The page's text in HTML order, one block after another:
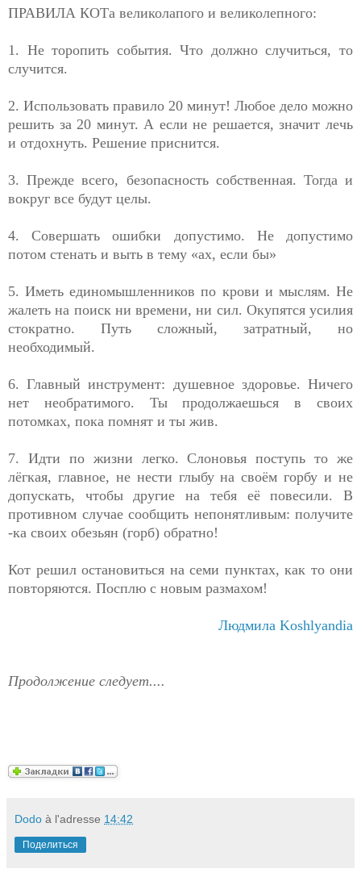
ПРАВИЛА КОТа великолапого и великолепного:
1. Не торопить события. Что должно случиться, то
случится.
2. Использовать правило 20 минут! Любое дело можно
решить за 20 минут. А если не решается, значит лечь
и отдохнуть. Решение приснится.
3. Прежде всего, безопасность собственная. Тогда и
вокруг все будут целы.
4. Совершать ошибки допустимо. Не допустимо
потом стенать и выть в тему «ах, если бы»
5. Иметь единомышленников по крови и мыслям. Не
жалеть на поиск ни времени, ни сил. Окупятся усилия
стократно. Путь сложный, затратный, но
необходимый.
6. Главный инструмент: душевное здоровье. Ничего
нет необратимого. Ты продолжаешься в своих
потомках, пока помнят и ты жив.
7. Идти по жизни легко. Слоновья поступь то же
лёгкая, главное, не нести глыбу на своём горбу и не
допускать, чтобы другие на тебя её повесили. В
противном случае сообщить непонятливым: получите
-ка своих обезьян (горб) обратно!
Кот решил остановиться на семи пунктах, как то они
повторяются. Посплю с новым размахом!
Людмила Koshlyandia
Продолжение следует....
Dodo à l'adresse 14:42
Поделиться